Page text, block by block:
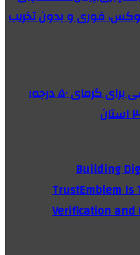
فوری و بدون تخریب
هشدار قرمز هواشناسی برای گرمای ۵۰ درجه؛
Building
TrustEmblem
Verification and